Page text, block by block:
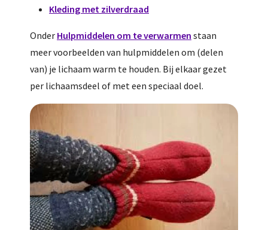
Kleding met zilverdraad
Onder Hulpmiddelen om te verwarmen staan
meer voorbeelden van hulpmiddelen om (delen
van) je lichaam warm te houden. Bij elkaar gezet
per lichaamsdeel of met een speciaal doel.